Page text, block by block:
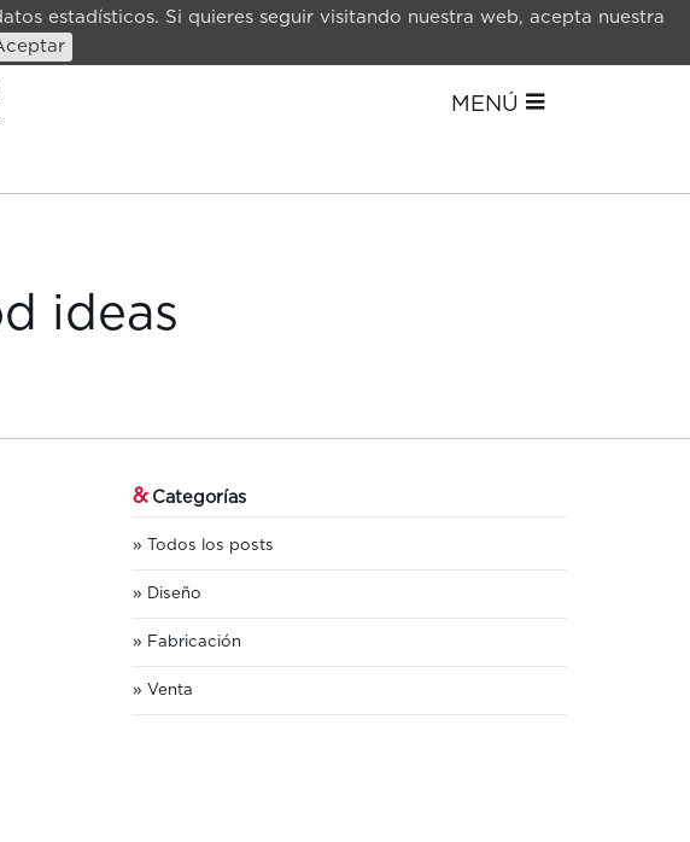
estadísticos. Si quieres seguir visitando nuestra web, acepta nuestra
MENÚ
ideas
&Categorías
Todos los posts
Diseño
Fabricación
Venta